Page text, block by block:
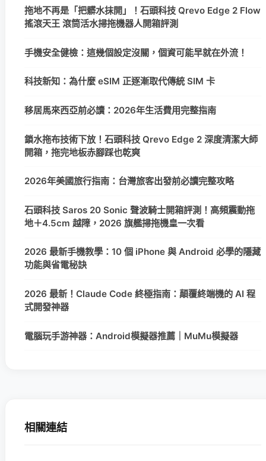
拖地不再是「把髒水抹開」！石頭科技 Qrevo Edge 2 Flow
搖滾天王 滾筒活水掃拖機器人開箱評測
手機安全健檢：這幾個設定沒關，個資可能早就在外流！
科技新知：為什麼 eSIM 正逐漸取代傳統 SIM 卡
移居馬來西亞前必讀：2026年生活費用完整指南
鎖水拖布技術下放！石頭科技 Qrevo Edge 2 深度清潔大師
開箱，拖完地板赤腳踩也乾爽
2026年美國旅行指南：台灣旅客出發前必讀完整攻略
石頭科技 Saros 20 Sonic 聲波騎士開箱評測！高頻震動拖
地＋4.5cm 越障，2026 旗艦掃拖機皇一次看
2026 最新手機教學：10 個 iPhone 與 Android 必學的隱藏
功能與省電秘訣
2026 最新！Claude Code 終極指南：顛覆終端機的 AI 程
式開發神器
電腦玩手游神器：Android模擬器推薦｜MuMu模擬器
相關連結